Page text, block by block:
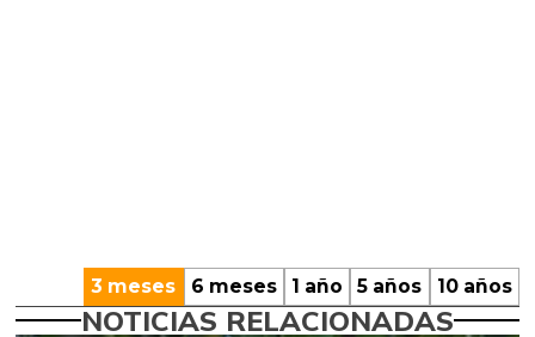
3 meses 6 meses 1 año 5 años 10 años
NOTICIAS RELACIONADAS